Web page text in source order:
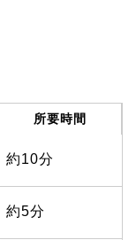
所要時間
約10分
約5分